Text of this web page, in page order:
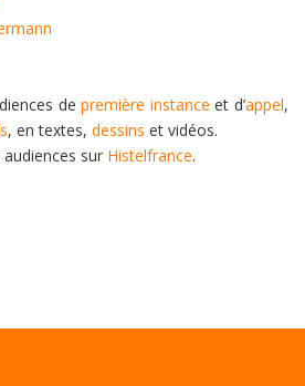
depremière instance et d’appel,
, en textes, dessins et vidéos.
sur Histelfrance.